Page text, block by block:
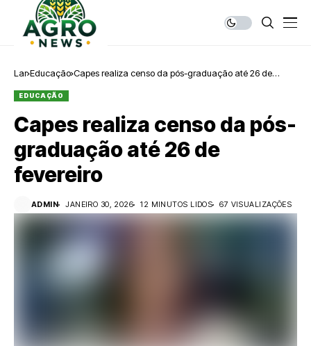
Lar Educação Capes realiza censo da pós-graduação até 26 de
EDUCAÇÃO
Capes realiza censo da pós-
graduação até 26 de
fevereiro
ADMIN JANEIRO 30, 2026 12 MINUTOS LIDOS 67 VISUALIZAÇÕES